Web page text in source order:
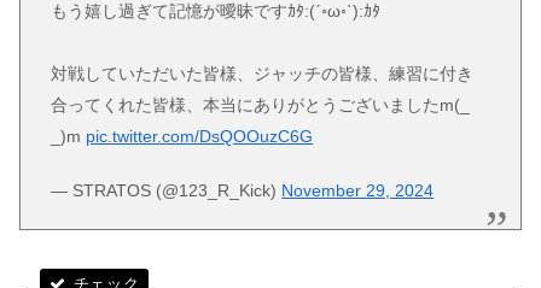
もう嬉し過ぎて記憶が曖昧ですｶﾀ:(ˊ◦ω◦ˋ):ｶﾀ
対戦していただいた皆様、ジャッチの皆様、練習に付き
合ってくれた皆様、本当にありがとうございましたm(_
_)m pic.twitter.com/DsQOOuzC6G
— STRATOS (@123_R_Kick) November 29, 2024